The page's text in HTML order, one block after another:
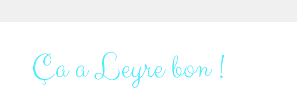
Ça a Leyre bon !